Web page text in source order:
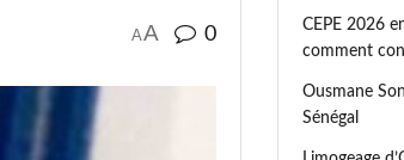
AA 0
CEPE 2026
comment
Ousmane
Sénégal